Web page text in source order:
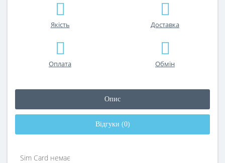
Якість Доставка
Оплата Обмін
Опис
Відгуки (0)
Sim Card немає